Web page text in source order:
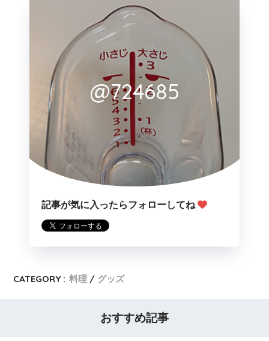
@724685
記事が気に入ったらフォローしてね
CATEGORY : 料理 グッズ
おすすめ記事